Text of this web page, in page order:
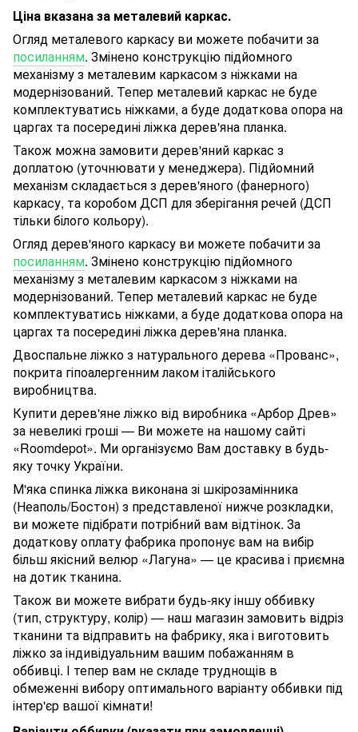
Ціна вказана за металевий каркас.
Огляд металевого каркасу ви можете побачити за
посиланням. Змінено конструкцію підйомного
механізму з металевим каркасом з ніжками на
модернізований. Тепер металевий каркас не буде
комплектуватись ніжками, а буде додаткова опора на
царгах та посередині ліжка дерев'яна планка.
Також можна замовити дерев'яний каркас з
доплатою (уточнювати у менеджера). Підйомний
механізм складається з дерев'яного (фанерного)
каркасу, та коробом ДСП для зберігання речей (ДСП
тільки білого кольору).
Огляд дерев'яного каркасу ви можете побачити за
посиланням. Змінено конструкцію підйомного
механізму з металевим каркасом з ніжками на
модернізований. Тепер металевий каркас не буде
комплектуватись ніжками, а буде додаткова опора на
царгах та посередині ліжка дерев'яна планка.
Двоспальне ліжко з натурального дерева «Прованс»,
покрита гіпоалергенним лаком італійського
виробництва.
Купити дерев'яне ліжко від виробника «Арбор Древ»
за невеликі гроші — Ви можете на нашому сайті
«Roomdepot». Ми організуємо Вам доставку в будь-
яку точку України.
М'яка спинка ліжка виконана зі шкірозамінника
(Неаполь/Бостон) з представленої нижче розкладки,
ви можете підібрати потрібний вам відтінок. За
додаткову оплату фабрика пропонує вам на вибір
більш якісний велюр «Лагуна» — це красива і приємна
на дотик тканина.
Також ви можете вибрати будь-яку іншу оббивку
(тип, структуру, колір) — наш магазин замовить відріз
тканини та відправить на фабрику, яка і виготовить
ліжко за індивідуальним вашим побажанням в
оббивці. І тепер вам не складе труднощів в
обмеженні вибору оптимального варіанту оббивки під
інтер'єр вашої кімнати!